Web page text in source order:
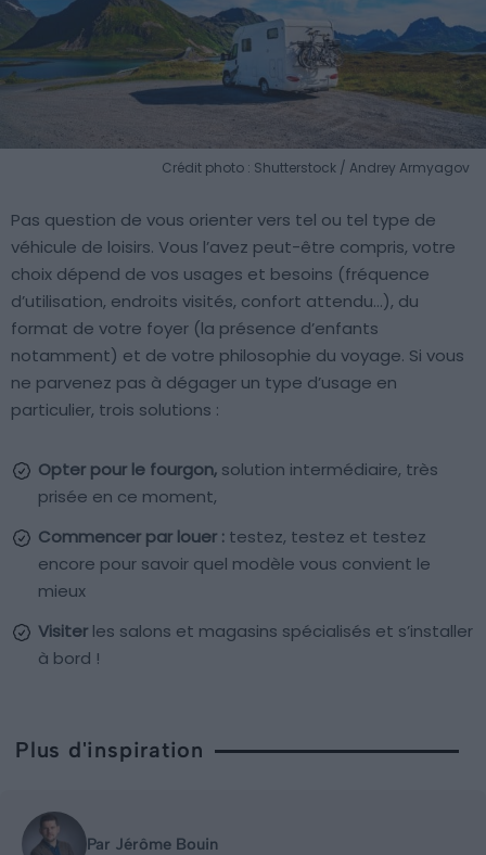
Crédit photo : Shutterstock / Andrey Armyagov
Pas question de vous orienter vers tel ou tel type de
véhicule de loisirs. Vous l’avez peut-être compris, votre
choix dépend de vos usages et besoins (fréquence
d’utilisation, endroits visités, confort attendu…), du
format de votre foyer (la présence d’enfants
notamment) et de votre philosophie du voyage. Si vous
ne parvenez pas à dégager un type d’usage en
particulier, trois solutions :
Opter pour le fourgon, solution intermédiaire, très
prisée en ce moment,
Commencer par louer : testez, testez et testez
encore pour savoir quel modèle vous convient le
mieux
Visiter les salons et magasins spécialisés et s’installer
à bord !
Plus d'inspiration
Par Jérôme Bouin